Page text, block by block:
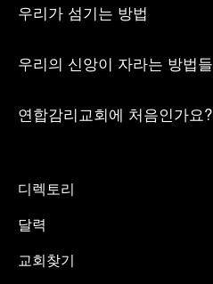
우리가 섬기는 방법
우리의 신앙이 자라는 방법들
연합감리교회에 처음인가요?
디렉토리
달력
교회찾기